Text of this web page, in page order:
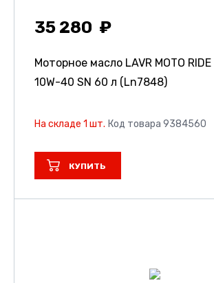
35 280
Моторное масло LAVR MOTO
10W-40 SN 60 л (Ln7848)
На складе 1 шт. Код товара 9384560
КУПИТЬ